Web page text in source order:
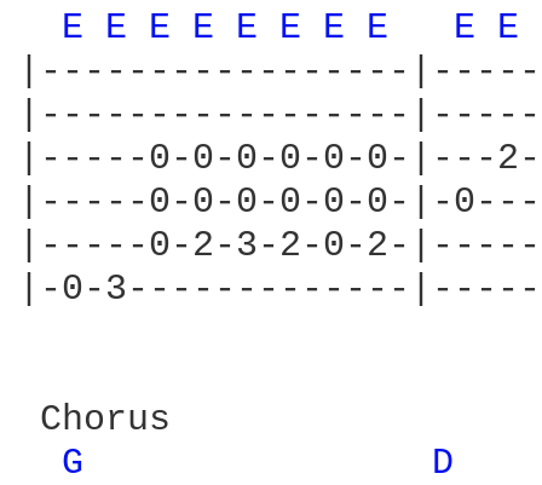
E E E E E E E E E E
|-----------------|-----
|-----------------|-----
|-----0-0-0-0-0-0-|---
|-----0-0-0-0-0-0-|-
|-----0-2-3-2-0-2-
|-0-3-------------
Chorus
G
D